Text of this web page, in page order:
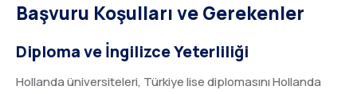
Başvuru Koşulları ve Gerekenler
Diploma ve İngilizce Yeterliliği
Hollanda üniversiteleri, Türkiye lise diplomasını Hollanda